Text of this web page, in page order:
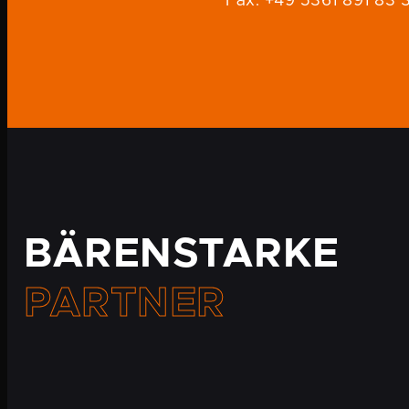
BÄRENSTARKE
PARTNER